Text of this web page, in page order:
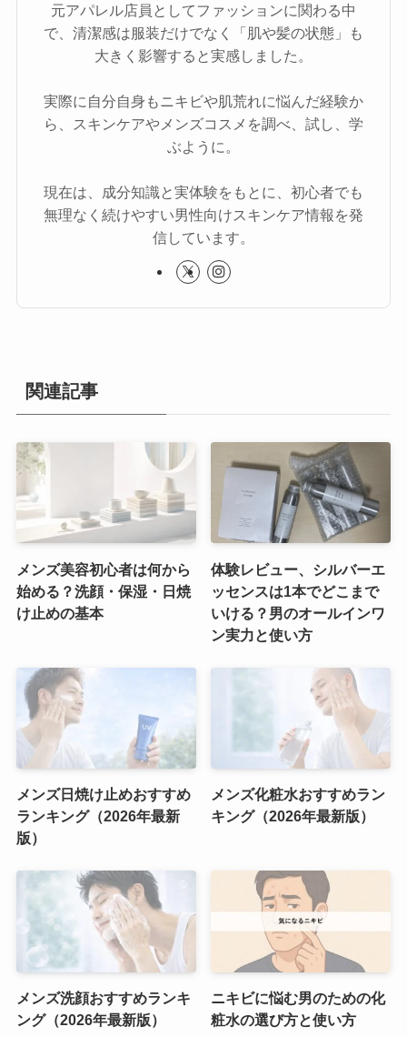
元アパレル店員としてファッションに関わる中
で、清潔感は服装だけでなく「肌や髪の状態」も
大きく影響すると実感しました。
実際に自分自身もニキビや肌荒れに悩んだ経験か
ら、スキンケアやメンズコスメを調べ、試し、学
ぶように。
現在は、成分知識と実体験をもとに、初心者でも
無理なく続けやすい男性向けスキンケア情報を発
信しています。
関連記事
メンズ美容初心者は何から
始める？洗顔・保湿・日焼
け止めの基本
体験レビュー、シルバーエ
ッセンスは1本でどこまで
いける？男のオールインワ
ン実力と使い方
メンズ日焼け止めおすすめ
ランキング（2026年最新
版）
メンズ化粧水おすすめラン
キング（2026年最新版）
メンズ洗顔おすすめランキ
ング（2026年最新版）
ニキビに悩む男のための化
粧水の選び方と使い方